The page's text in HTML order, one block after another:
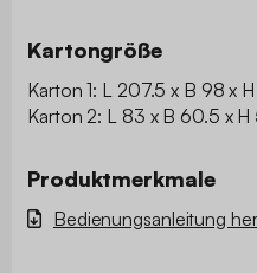
Kartongröße
Karton 1: L 207.5 x B 98 x
Karton 2: L 83 x B 60.5 x
Produktmerkmale
Bedienungsanleitung